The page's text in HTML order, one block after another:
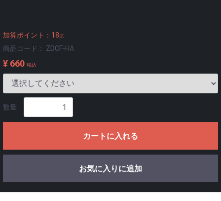
加算ポイント： 18pt
商品コード： ZDCF-HA
¥ 660 税込
数量
カートに入れる
お気に入りに追加